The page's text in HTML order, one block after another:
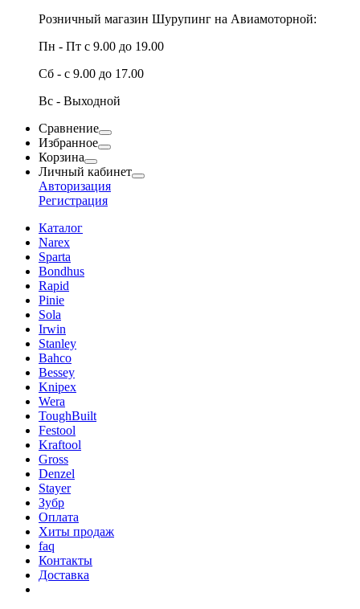
Розничный магазин Шурупинг на Авиамоторной:
Пн - Пт с 9.00 до 19.00
Сб - с 9.00 до 17.00
Вс - Выходной
Сравнение
Избранное
Корзина
Личный кабинет
Авторизация
Регистрация
Каталог
Narex
Sparta
Bondhus
Rapid
Pinie
Sola
Irwin
Stanley
Bahco
Bessey
Knipex
Wera
ToughBuilt
Festool
Kraftool
Gross
Denzel
Stayer
Зубр
Оплата
Хиты продаж
faq
Контакты
Доставка